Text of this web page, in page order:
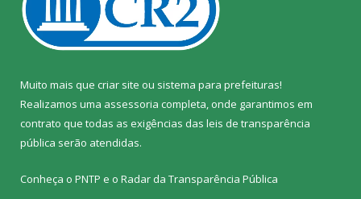
Muito mais que criar site ou sistema para prefeituras!
Realizamos uma assessoria completa, onde garantimos em
contrato que todas as exigências das leis de transparência
pública serão atendidas.
Conheça o PNTP e o Radar da Transparência Pública